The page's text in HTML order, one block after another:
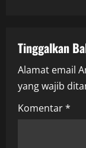
a
v
i
g
Tinggalkan
Alamat email
yang wajib
Komentar*